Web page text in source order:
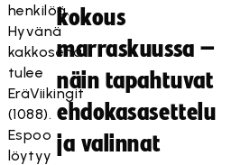
henkilöä.
Hyvänä
kakkosena
tulee
EräViikingit
(1088).
Espoo
löytyy
kokous
marraskuussa –
näin tapahtuvat
ehdokasasettelu
ja valinnat